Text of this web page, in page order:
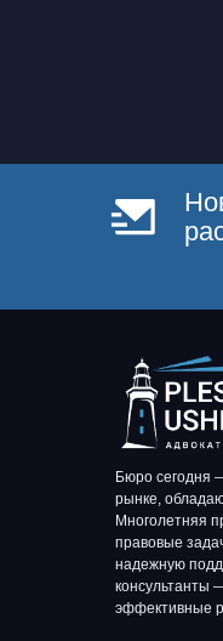
Бюро сегодня
рынке,
Многолетняя
правовые
надежную
консультанты
эффективные